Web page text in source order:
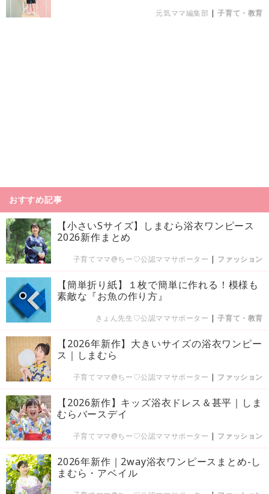
元気ママ編集部 |子育て・教育
おすすめ記事
【小さいSサイズ】しまむら浴衣ワンピース
2026新作まとめ
子育てママ@ちー♡公認ママサポーター | ファッション
【簡単折り紙】１枚で簡単に作れる！模様も
素敵な『お魚の作り方』
きょん先生♡公認ママサポーター |子育て・教育
【2026年新作】大きいサイズの浴衣ワンピー
ス｜しまむら
子育てママ@ちー♡公認ママサポーター | ファッション
【2026新作】キッズ浴衣ドレス＆甚平｜しま
むらバースデイ
子育てママ@ちー♡公認ママサポーター | ファッション
2026年新作｜2way浴衣ワンピースまとめ-し
まむら・アベイル